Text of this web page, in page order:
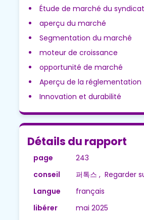
Étude de marché du syndicat
aperçu du marché
Segmentation du marché
moteur de croissance
opportunité de marché
Aperçu de la réglementation
Innovation et durabilité
Détails du rapport
page
243
conseil
퍼톡스 , Regarder
Langue
français
libérer
mai 2025